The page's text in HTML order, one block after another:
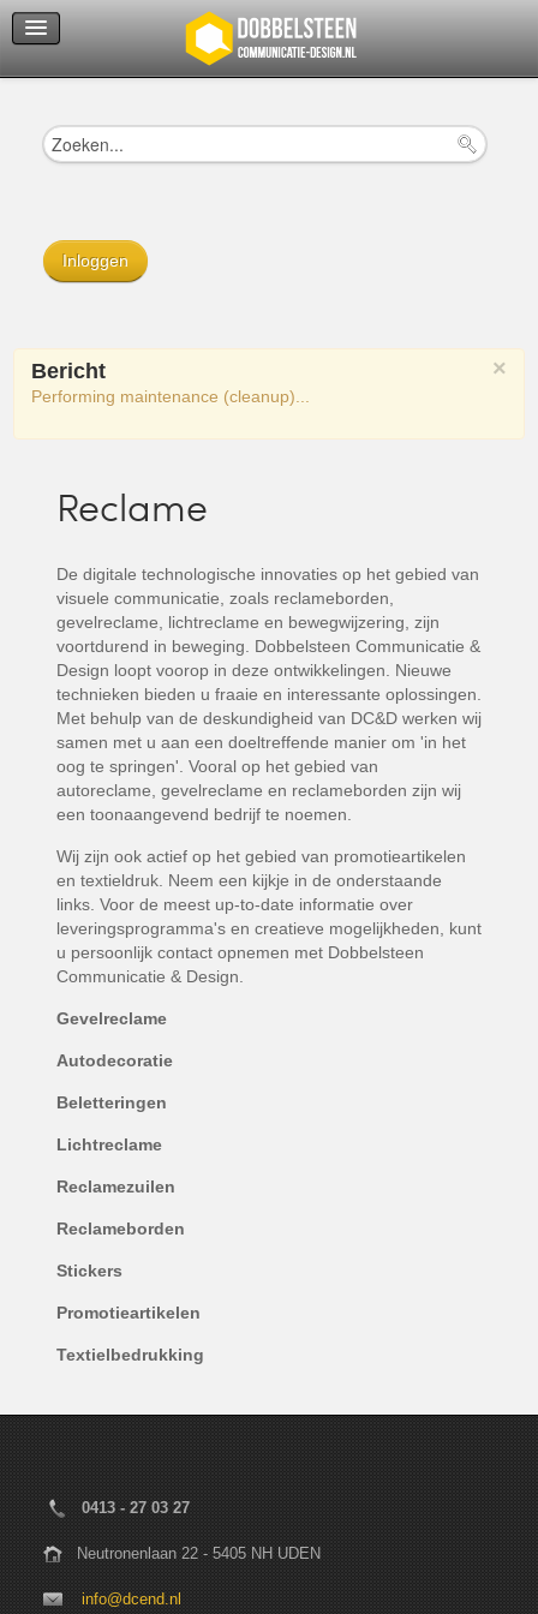
Inloggen
×
Bericht
Performing maintenance (cleanup)...
Reclame
De digitale technologische innovaties op het gebied van
visuele communicatie, zoals reclameborden,
gevelreclame, lichtreclame en bewegwijzering, zijn
voortdurend in beweging. Dobbelsteen Communicatie &
Design loopt voorop in deze ontwikkelingen. Nieuwe
technieken bieden u fraaie en interessante oplossingen.
Met behulp van de deskundigheid van DC&D werken wij
samen met u aan een doeltreffende manier om 'in het
oog te springen'. Vooral op het gebied van
autoreclame, gevelreclame en reclameborden zijn wij
een toonaangevend bedrijf te noemen.
Wij zijn ook actief op het gebied van promotieartikelen
en textieldruk. Neem een kijkje in de onderstaande
links. Voor de meest up-to-date informatie over
leveringsprogramma's en creatieve mogelijkheden, kunt
u persoonlijk contact opnemen met Dobbelsteen
Communicatie & Design.
Gevelreclame
Autodecoratie
Beletteringen
Lichtreclame
Reclamezuilen
Reclameborden
Stickers
Promotieartikelen
Textielbedrukking
0413 - 27 03 27
Neutronenlaan 22 - 5405 NH UDEN
info@dcend.nl